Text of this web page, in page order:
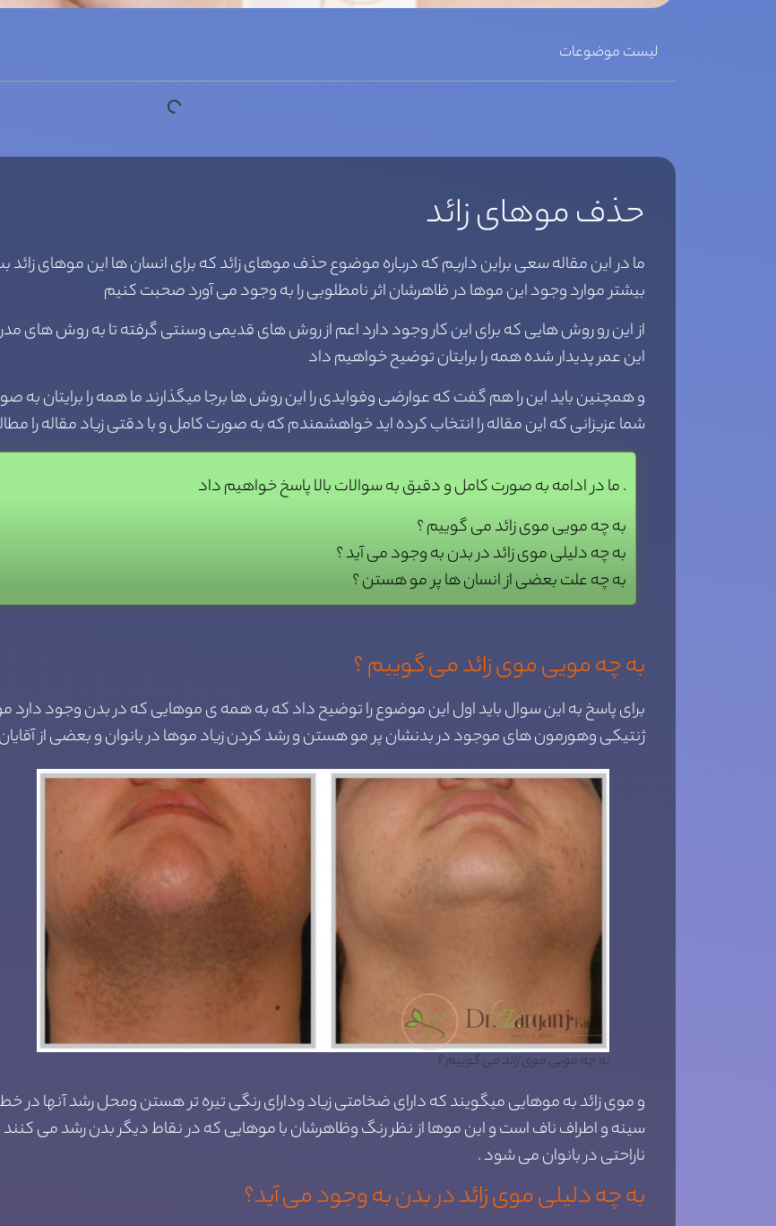
لیست موضوعات
حذف موهای زائد
ما در این مقاله سعی براین داریم که درباره موضوع حذف موهای زائد که برای انسان ها این موهای زائد
بیشتر موارد وجود این موها در ظاهرشان اثر نامطلوبی را به وجود می آورد صحبت کنیم
از این رو روش هایی که برای این کار وجود دارد اعم از روش های قدیمی وسنتی گرفته تا به روش های
این عمر پدیدار شده همه را برایتان توضیح خواهیم داد
و همچنین باید این را هم گفت که عوارضی وفوایدی را این روش ها برجا میگذارند ما همه را برایتان
شما عزیزانی که این مقاله را انتخاب کرده اید خواهشمندم که به صورت کامل و با دقتی زیاد مقاله را
ما در ادامه به صورت کامل و دقیق به سوالات بالا پاسخ خواهیم داد .
به چه مویی موی زائد می گوییم ؟
به چه دلیلی موی زائد در بدن به وجود می آید ؟
به چه علت بعضی از انسان ها پر مو هستن ؟
به چه مویی موی زائد می گوییم ؟
برای پاسخ به این سوال باید اول این موضوع را توضیح داد که به همه ی موهایی که در بدن وجود دارد
ژنتیکی وهورمون های موجود در بدنشان پر مو هستن و رشد کردن زیاد موها در بانوان و بعضی از
به چه مویی موی زائد می گوییم ؟
و موی زائد به موهایی میگویند که دارای ضخامتی زیاد ودارای رنگی تیره تر هستن ومحل رشد آنها در
سینه و اطراف ناف است و این موها از نظر رنگ وظاهرشان با موهایی که در نقاط دیگر بدن رشد می
ناراحتی در بانوان می شود .
به چه دلیلی موی زائد در بدن به وجود می آید؟